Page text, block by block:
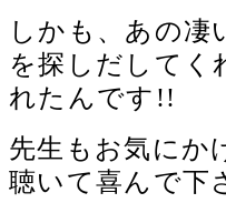
しかも、あの凄
を探しだしてく
れたんです!!
先生もお気にか
聴いて喜んで下